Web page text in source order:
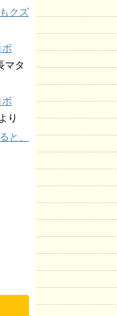
クズ
マタ
り
と、